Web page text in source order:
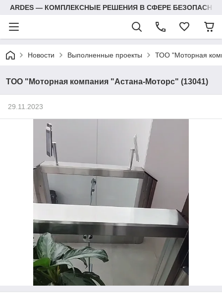
ARDES — КОМПЛЕКСНЫЕ РЕШЕНИЯ В СФЕРЕ
Новости Выполненные проекты ТОО "Моторная
ТОО "Моторная компания "Астана-Моторс" (13041)
29.11.2023